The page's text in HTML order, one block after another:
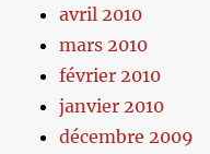
avril 2010
mars 2010
février 2010
janvier 2010
décembre 2009